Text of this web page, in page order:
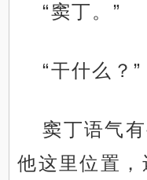
“窦丁。”
“干什么？”
窦丁语气
他这里位置，